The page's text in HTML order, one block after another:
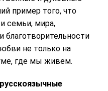
пример того, что
семьи, мира,
благотворительности
не только на
где мы живем.